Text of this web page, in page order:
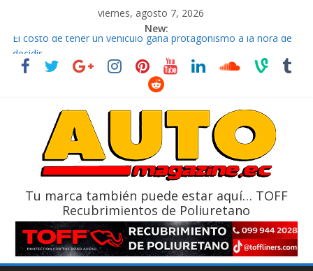
viernes, agosto 7, 2026
New:
El costo de tener un vehículo gana protagonismo a la hora de
decidir
Ultima película ‘Spider‑Man: Brand New Day’ pone en escena a
La Vuelta al Ecuador 2026, edición 47ª, recorre 7 provincias en 8
La FEDAK recibe 12 Sinotruk Bolden para cubrir las rutas de La
Tu marca también puede estar aquí… TOFF
Recubrimientos de Poliuretano